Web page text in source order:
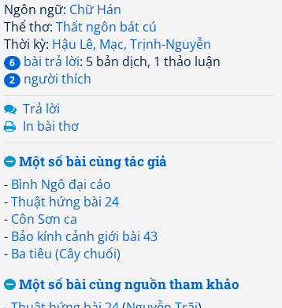
Ngôn ngữ: Chữ Hán
Thể thơ: Thất ngôn bát cú
Thời kỳ: Hậu Lê, Mạc, Trịnh-Nguyễn
6 bài trả lời: 5 bản dịch, 1 thảo luận
2
người thích
Trả lời
In bài thơ
Một số bài cùng tác giả
- Bình Ngô đại cáo
-Thuật hứng bài 24
- Côn Sơn ca
- Bảo kính cảnh giới bài 43
- Ba tiêu (Cây chuối)
Một số bài cùng nguồn tham khảo